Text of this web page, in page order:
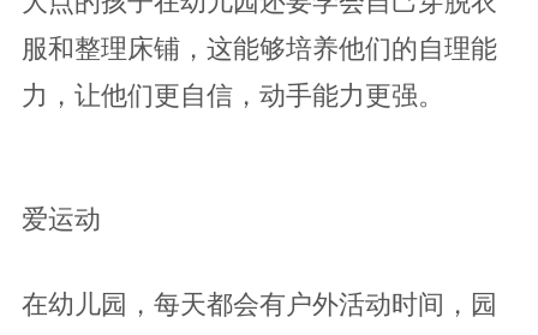
服和整理床铺，这能够培养他们的自理能
力，让他们更自信，动手能力更强。
爱运动
在幼儿园，每天都会有户外活动时间，园